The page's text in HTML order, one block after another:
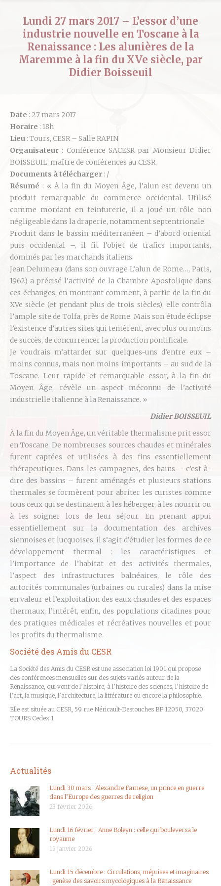
Lundi 27 mars 2017 – L’essor d’une
industrie nouvelle en Toscane à la
Renaissance : Les alunières de la
Maremme à la fin du XVe siècle, par
Didier Boisseuil
Date : 27 mars 2017
Horaire : 18h
Lieu : Tours, CESR – Salle RAPIN
Organisateur : Conférence SACESR par Monsieur Didier
BOISSEUIL, maître de conférences au CESR.
Documents à télécharger : /
Résumé : « À la fin du Moyen Âge, l’alun est devenu un
produit remarquable du commerce occidental. Utilisé
comme mordant en teinturerie, il a joué un rôle non
négligeable dans la draperie, notamment septentrionale.
Produit dans le bassin méditerranéen – d’abord oriental
puis occidental –, il fit l’objet de trafics importants,
dominés par les marchands italiens.
Jean Delumeau (dans son ouvrage L’alun de Rome…, Paris,
1962) a précisé l’activité de la Chambre Apostolique dans
ces échanges, en montrant comment, à partir de la fin du
XVe siècle (et pendant plus de trois siècles), elle contrôla
l’ample site de Tolfa, près de Rome. Mais son étude éclipse
l’existence d’autres sites qui tentèrent, avec plus ou moins
de succès, de concurrencer la production pontificale.
Je voudrais m’attarder sur quelques-uns d’entre eux –
moins connus, mais non moins importants – au sud de la
Toscane. Leur rapide et remarquable essor, à la fin du
Moyen Âge, révèle un aspect méconnu de l’activité
industrielle italienne à la Renaissance. »
Didier BOISSEUIL
À la fin du Moyen Âge, un véritable thermalisme prit essor
en Toscane. De nombreuses sources chaudes et minérales
furent captées et utilisées à des fins essentiellement
thérapeutiques. Dans les campagnes, des bains – c’est-à-
dire des bassins – furent aménagés et plusieurs stations
thermales se formèrent pour abriter les curistes comme
tous ceux qui se destinaient à les héberger, à les nourrir ou
à les soigner lors de leur séjour. En prenant appui
essentiellement sur la documentation des archives
siennoises et lucquoises, il s’agit d’étudier les formes de ce
développement thermal : les caractéristiques et
l’importance de l’habitat et des activités thermales,
l’aspect des infrastructures balnéaires, le rôle des
autorités communales (urbaines ou rurales) dans la mise
en valeur et l’exploitation des eaux chaudes et des espaces
thermaux, l’intérêt, enfin, des populations citadines pour
des pratiques médicales et récréatives nouvelles et pour
les profits du thermalisme.
Société des Amis du CESR
La Société des Amis du CESR est une association loi 1901 qui propose
des conférences mensuelles sur des sujets variés autour de la
Renaissance, qui vont de l’histoire, à l’histoire des sciences, l’histoire de
l’art, la musique, l’architecture, la littérature ou encore la philosophie.
Elle est située au CESR, 59 rue Néricault-Destouches BP 12050, 37020
TOURS Cedex 1
Actualités
Lundi 30 mars : Alexandre Farnese, un prince en guerre
dans l’Europe des guerres de religion
23 février 2026
Lundi 16 février : Anne Boleyn : celle qui bouleversa le
royaume
15 janvier 2026
Lundi 15 décembre : Circulations, méprises et imaginaires
: genèse des savoirs mycologiques à la Renaissance